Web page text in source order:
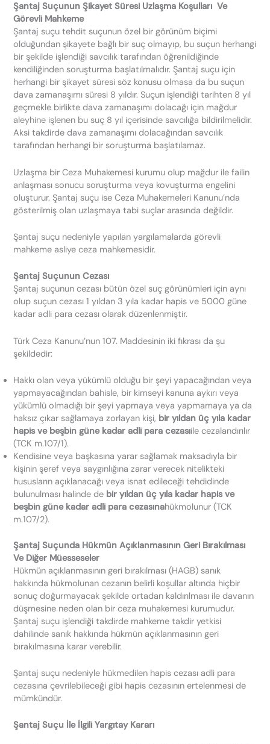
Şantaj Suçunun Şikayet Süresi Uzlaşma Koşulları Ve
Görevli Mahkeme
Şantaj suçu tehdit suçunun özel bir görünüm biçimi
olduğundan şikayete bağlı bir suç olmayıp, bu suçun herhangi
bir şekilde işlendiği savcılık tarafından öğrenildiğinde
kendiliğinden soruşturma başlatılmalıdır. Şantaj suçu için
herhangi bir şikayet süresi söz konusu olmasa da bu suçun
dava zamanaşımı süresi 8 yıldır. Suçun işlendiği tarihten 8 yıl
geçmekle birlikte dava zamanaşımı dolacağı için mağdur
aleyhine işlenen bu suç 8 yıl içerisinde savcılığa bildirilmelidir.
Aksi takdirde dava zamanaşımı dolacağından savcılık
tarafından herhangi bir soruşturma başlatılamaz.
Uzlaşma bir Ceza Muhakemesi kurumu olup mağdur ile failin
anlaşması sonucu soruşturma veya kovuşturma engelini
oluşturur. Şantaj suçu ise Ceza Muhakemeleri Kanunu’nda
gösterilmiş olan uzlaşmaya tabi suçlar arasında değildir.
Şantaj suçu nedeniyle yapılan yargılamalarda görevli
mahkeme asliye ceza mahkemesidir.
Şantaj Suçunun Cezası
Şantaj suçunun cezası bütün özel suç görünümleri için aynı
olup suçun cezası 1 yıldan 3 yıla kadar hapis ve 5000 güne
kadar adli para cezası olarak düzenlenmiştir.
Türk Ceza Kanunu’nun 107. Maddesinin iki fıkrası da şu
şekildedir:
Hakkı olan veya yükümlü olduğu bir şeyi yapacağından veya
yapmayacağından bahisle, bir kimseyi kanuna aykırı veya
yükümlü olmadığı bir şeyi yapmaya veya yapmamaya ya da
haksız çıkar sağlamaya zorlayan kişi, bir yıldan üç yıla kadar
hapis ve beşbin güne kadar adli para cezasıile cezalandırılır
(TCK m.107/1).
Kendisine veya başkasına yarar sağlamak maksadıyla bir
kişinin şeref veya saygınlığına zarar verecek nitelikteki
hususların açıklanacağı veya isnat edileceği tehdidinde
bulunulması halinde de bir yıldan üç yıla kadar hapis ve
beşbin güne kadar adli para cezasınahükmolunur (TCK
m.107/2).
Şantaj Suçunda Hükmün Açıklanmasının Geri Bırakılması
Ve Diğer Müesseseler
Hükmün açıklanmasının geri bırakılması (HAGB) sanık
hakkında hükmolunan cezanın belirli koşullar altında hiçbir
sonuç doğurmayacak şekilde ortadan kaldırılması ile davanın
düşmesine neden olan bir ceza muhakemesi kurumudur.
Şantaj suçu işlendiği takdirde mahkeme takdir yetkisi
dahilinde sanık hakkında hükmün açıklanmasının geri
bırakılmasına karar verebilir.
Şantaj suçu nedeniyle hükmedilen hapis cezası adli para
cezasına çevrilebileceği gibi hapis cezasının ertelenmesi de
mümkündür.
Şantaj Suçu İle İlgili Yargıtay Kararı